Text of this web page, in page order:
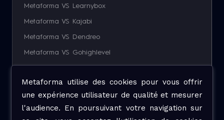
Metaforma utilise des cookies pour vous offrir
une expérience utilisateur de qualité et mesurer
l'audience. En poursuivant votre navigation sur
Metaforma VS Learnybox
Metaforma VS Kajabi
Metaforma VS Dendreo
Metaforma VS Gohighlevel
Metaforma VS Hubspot
French English